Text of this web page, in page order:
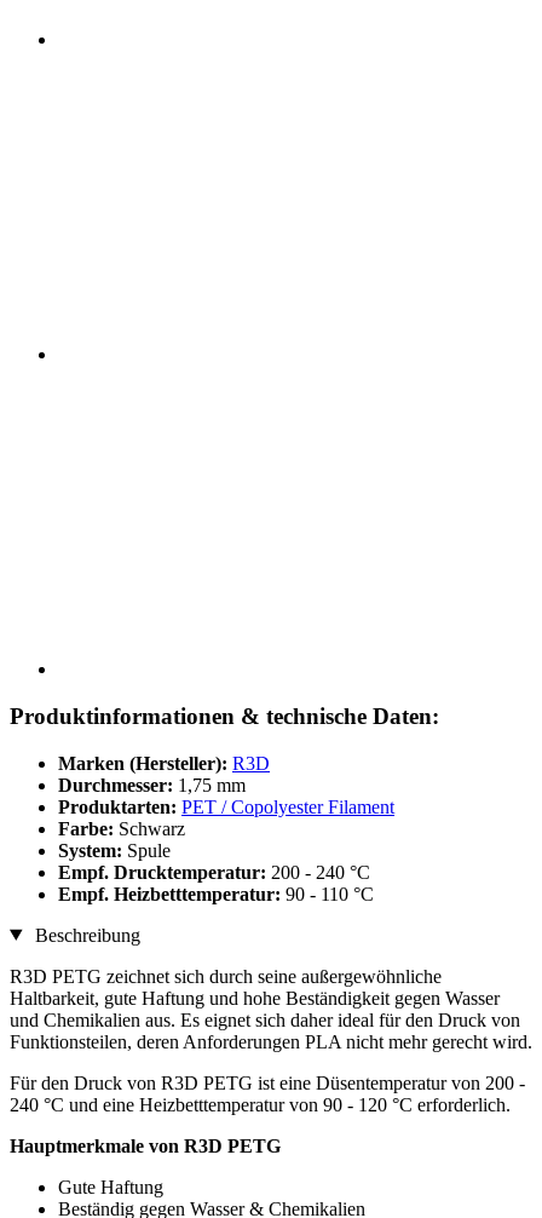
Produktinformationen & technische Daten:
Marken (Hersteller): R3D
Durchmesser: 1,75 mm
Produktarten: PET / Copolyester Filament
Farbe: Schwarz
System: Spule
Empf. Drucktemperatur: 200 - 240 °C
Empf. Heizbetttemperatur: 90 - 110 °C
Beschreibung
R3D PETG zeichnet sich durch seine außergewöhnliche
Haltbarkeit, gute Haftung und hohe Beständigkeit gegen Wasser
und Chemikalien aus. Es eignet sich daher ideal für den Druck von
Funktionsteilen, deren Anforderungen PLA nicht mehr gerecht wird.
Für den Druck von R3D PETG ist eine Düsentemperatur von 200 -
240 °C und eine Heizbetttemperatur von 90 - 120 °C erforderlich.
Hauptmerkmale von R3D PETG
Gute Haftung
Beständig gegen Wasser & Chemikalien